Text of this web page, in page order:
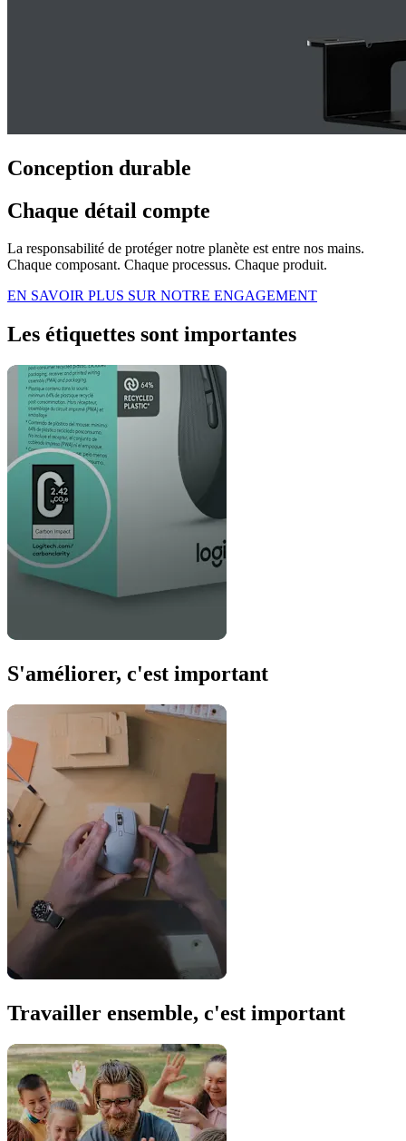
Conception durable
Chaque détail compte
La responsabilité de protéger notre planète est entre nos mains.
Chaque composant. Chaque processus. Chaque produit.
EN SAVOIR PLUS SUR NOTRE ENGAGEMENT
Les étiquettes sont importantes
S'améliorer, c'est important
Travailler ensemble, c'est important